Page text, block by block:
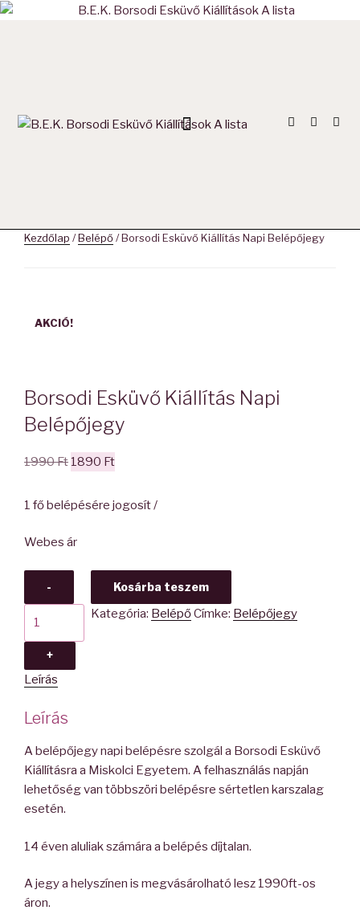
Kezdőlap /Belépő/ Borsodi Esküvő Kiállítás Napi Belépőjegy
AKCIÓ!
Borsodi Esküvő Kiállítás Napi
Belépőjegy
1990Ft 1890 Ft
1 fő belépésére jogosít /
Webes ár
-
+
Kosárba teszem
Kategória: BelépőCímke: Belépőjegy
Leírás
Leírás
A belépőjegy napi belépésre szolgál a Borsodi Esküvő
Kiállításra a Miskolci Egyetem. A felhasználás napján
lehetőség van többszöri belépésre sértetlen karszalag
esetén.
14 éven aluliak számára a belépés díjtalan.
A jegy a helyszínen is megvásárolható lesz 1990ft-os
áron.